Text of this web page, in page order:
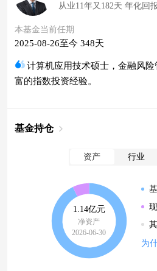
从业11年又182天 年化回
本基金当前任期
2025-08-26至今 348天
计算机应用技术硕士，金融风
富的指数投资经验。
基金持仓
资产 行业
1.14亿元
净资产
2026-06-30
为